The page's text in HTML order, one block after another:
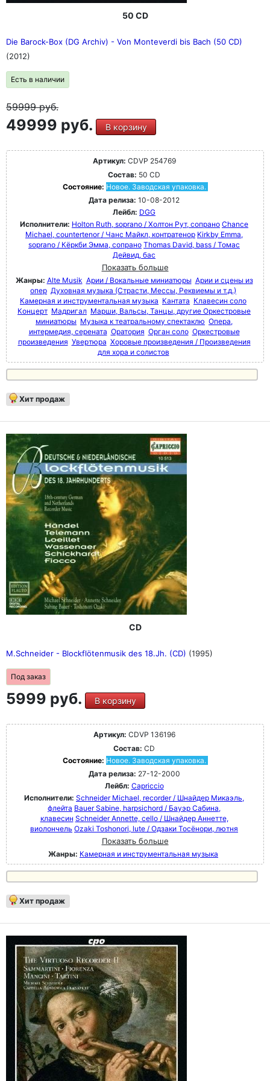
50 CD
Die Barock-Box (DG Archiv) - Von Monteverdi bis Bach (50 CD)
(2012)
Есть в наличии
59999руб.
49999 руб. В корзину
Артикул: CDVP 254769
Состав: 50 CD
Состояние: Новое. Заводская упаковка.
Дата релиза: 10-08-2012
Лейбл: DGG
Исполнители: Holton Ruth, soprano / Холтон Рут, сопрано Chance
Michael, countertenor / Чанс Майкл, контратенор Kirkby Emma,
soprano / Кёркби Эмма, сопрано Thomas David, bass / Томас
Дейвид, бас
Показать больше
Жанры: Alte Musik Арии / Вокальные миниатюры Арии и сцены из
опер Духовная музыка (Страсти, Мессы, Реквиемы и т.д.)
Камерная и инструментальная музыка Кантата Клавесин соло
Концерт Мадригал Марши, Вальсы, Танцы, другие Оркестровые
миниатюры Музыка к театральному спектаклю Опера,
интермедия, серената Оратория Орган соло Оркестровые
произведения Увертюра Хоровые произведения / Произведения
для хора и солистов
Хит продаж
CD
M.Schneider - Blockflötenmusik des 18.Jh. (CD) (1995)
Под заказ
5999 руб. В корзину
Артикул: CDVP 136196
Состав: CD
Состояние: Новое. Заводская упаковка.
Дата релиза: 27-12-2000
Лейбл: Capriccio
Исполнители: Schneider Michael, recorder / Шнайдер Микаэль,
флейта Bauer Sabine, harpsichord / Бауэр Сабина,
клавесин Schneider Annette, cello / Шнайдер Аннетте,
виолончель Ozaki Toshonori, lute / Одзаки Тосёнори, лютня
Показать больше
Жанры: Камерная и инструментальная музыка
Хит продаж